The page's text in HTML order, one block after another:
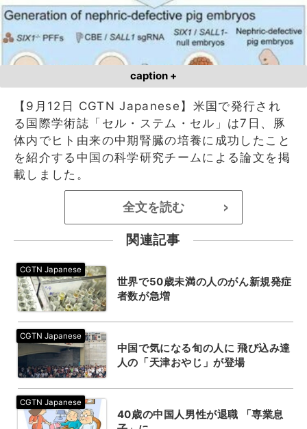
caption +
【9月12日 CGTN Japanese】米国で発行され
る国際学術誌「セル・ステム・セル」は7日、豚
体内でヒト由来の中期腎臓の培養に成功したこと
を紹介する中国の科学研究チームによる論文を掲
載しました。
全文を読む >
関連記事
世界で50歳未満の人のがん新規発症
者数が急増
中国で気になる旬の人に 飛び込み達
人の「天津おやじ」が登場
40歳の中国人男性が退職 「専業息